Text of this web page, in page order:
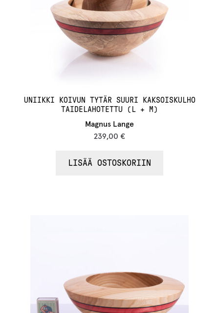
UNIIKKI KOIVUN TYTÄR SUURI KAKSOISKULHO
TAIDELAHOTETTU (L + M)
Magnus Lange
239,00 €
LISÄÄ OSTOSKORIIN